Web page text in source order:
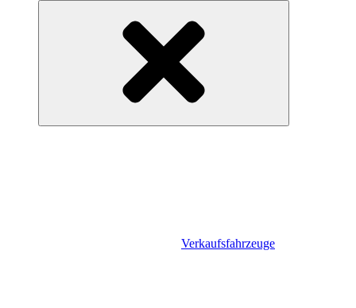
Verkaufsfahrzeuge